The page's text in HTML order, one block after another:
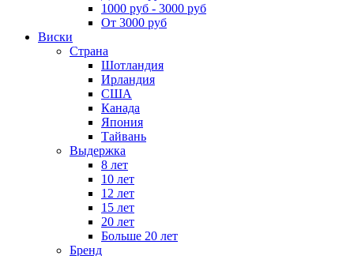
1000 руб - 3000 руб
От 3000 руб
Виски
Страна
Шотландия
Ирландия
США
Канада
Япония
Тайвань
Выдержка
8 лет
10 лет
12 лет
15 лет
20 лет
Больше 20 лет
Бренд